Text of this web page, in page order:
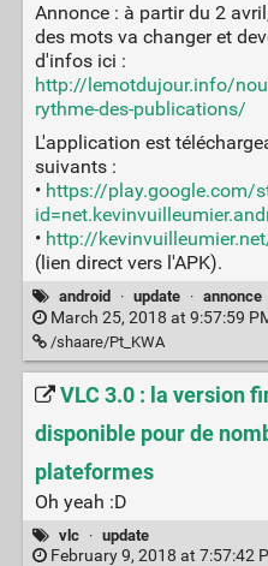
Annonce : à partir du 2
des mots va changer et
d'infos ici :
http://lemotdujour.info/
rythme-des-publications/
L'application est
suivants :
• https://play.google.com/
• http://
(lien direct vers l'APK).
android · update · annonce
March 25, 2018 at 9:57:59
/shaare/Pt_KWA
VLC 3.0 : la version
disponible pour de
plateformes
Oh yeah :D
vlc · update
February 9, 2018 at 7:57:42